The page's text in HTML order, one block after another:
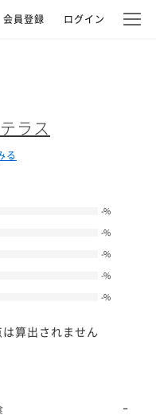
会員登録 ログイン
ラス
る
-%
-%
-%
-%
-%
算出されません
-